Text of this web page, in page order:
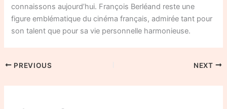
connaissons aujourd’hui. François Berléand reste une
figure emblématique du cinéma français, admirée tant pour
son talent que pour sa vie personnelle harmonieuse.
PREVIOUS NEXT